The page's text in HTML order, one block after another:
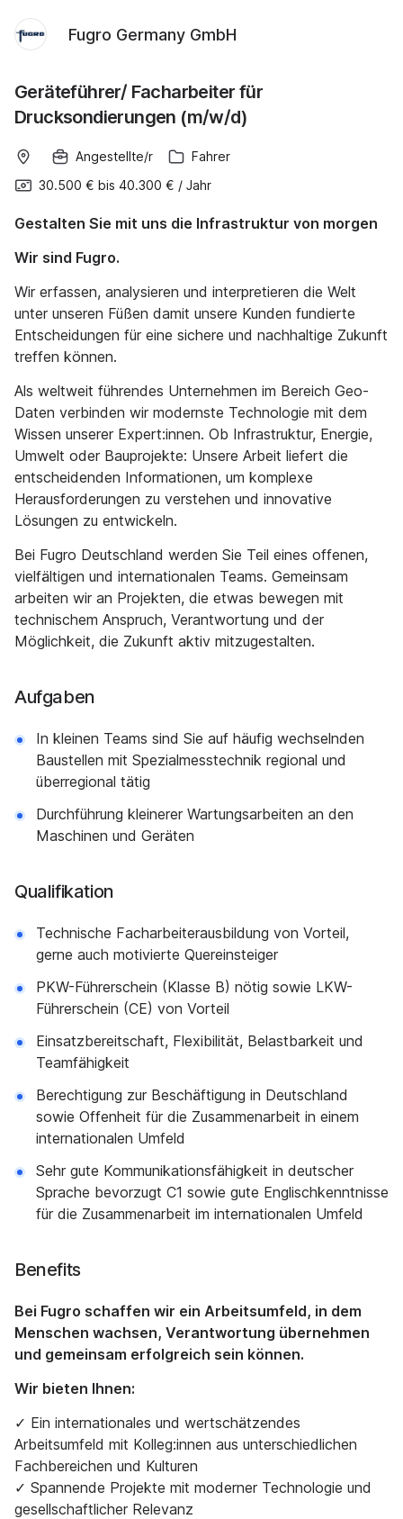
Fugro Germany GmbH
Geräteführer/ Facharbeiter für
Drucksondierungen (m/w/d)
Angestellte/r
Fahrer
30.500 € bis 40.300 € / Jahr
Gestalten Sie mit uns die Infrastruktur von morgen
Wir sind Fugro.
Wir erfassen, analysieren und interpretieren die Welt
unter unseren Füßen damit unsere Kunden fundierte
Entscheidungen für eine sichere und nachhaltige Zukunft
treffen können.
Als weltweit führendes Unternehmen im Bereich Geo-
Daten verbinden wir modernste Technologie mit dem
Wissen unserer Expert:innen. Ob Infrastruktur, Energie,
Umwelt oder Bauprojekte: Unsere Arbeit liefert die
entscheidenden Informationen, um komplexe
Herausforderungen zu verstehen und innovative
Lösungen zu entwickeln.
Bei Fugro Deutschland werden Sie Teil eines offenen,
vielfältigen und internationalen Teams. Gemeinsam
arbeiten wir an Projekten, die etwas bewegen mit
technischem Anspruch, Verantwortung und der
Möglichkeit, die Zukunft aktiv mitzugestalten.
Aufgaben
In kleinen Teams sind Sie auf häufig wechselnden
Baustellen mit Spezialmesstechnik regional und
überregional tätig
Durchführung kleinerer Wartungsarbeiten an den
Maschinen und Geräten
Qualifikation
Technische Facharbeiterausbildung von Vorteil,
gerne auch motivierte Quereinsteiger
PKW-Führerschein (Klasse B) nötig sowie LKW-
Führerschein (CE) von Vorteil
Einsatzbereitschaft, Flexibilität, Belastbarkeit und
Teamfähigkeit
Berechtigung zur Beschäftigung in Deutschland
sowie Offenheit für die Zusammenarbeit in einem
internationalen Umfeld
Sehr gute Kommunikationsfähigkeit in deutscher
Sprache bevorzugt C1 sowie gute Englischkenntnisse
für die Zusammenarbeit im internationalen Umfeld
Benefits
Bei Fugro schaffen wir ein Arbeitsumfeld, in dem
Menschen wachsen, Verantwortung übernehmen
und gemeinsam erfolgreich sein können.
Wir bieten Ihnen:
✓ Ein internationales und wertschätzendes
Arbeitsumfeld mit Kolleg:innen aus unterschiedlichen
Fachbereichen und Kulturen
✓ Spannende Projekte mit moderner Technologie und
gesellschaftlicher Relevanz